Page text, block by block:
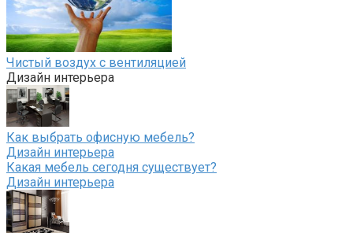
Чистый воздух с вентиляцией
Дизайн интерьера
Как выбрать офисную мебель?
Дизайн интерьера
Какая мебель сегодня существует?
Дизайн интерьера